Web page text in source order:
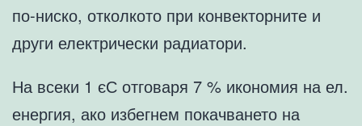
по-ниско, отколкото при конвекторните и
други електрически радиатори.
На всеки 1 єС отговаря 7 % икономия на ел.
енергия, ако избегнем покачването на